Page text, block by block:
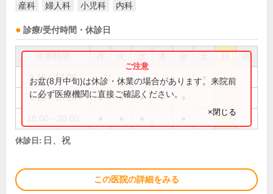
産科 婦人科 小児科 内科
診療/受付時間・休診日
祝
9:15～12:00
9:15～13:15 ● ● ● ●
お盆(8月中旬)は休診・休業の場合があります。来院前
に必ず医療機関に直接ご確認ください。
×閉じる
休診日: 日、祝
この医院の詳細をみる